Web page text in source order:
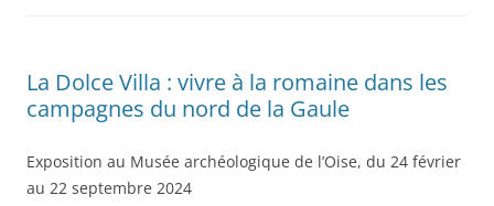
La Dolce Villa : vivre à la romaine dans les
campagnes du nord de la Gaule
Exposition au Musée archéologique de l’Oise, du 24 février
au 22 septembre 2024